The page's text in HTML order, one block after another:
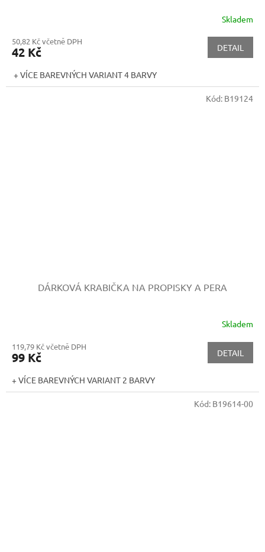
Skladem
50,82 Kč včetně DPH
42 Kč DETAIL
+ VÍCE BAREVNÝCH VARIANT 4 BARVY
DÁRKOVÁ KRABIČKA NA PROPISKY A PERA
Skladem
119,79 Kč včetně DPH
99 Kč DETAIL
+ VÍCE BAREVNÝCH VARIANT 2 BARVY
Kód: B19124
Kód: B19614-00